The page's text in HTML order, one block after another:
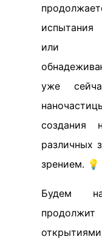
испытания
или
уже
создания
различных
зрением. 💡
Будем